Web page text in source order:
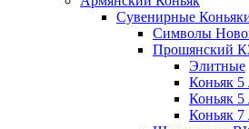
Сувенирные
Символы
Прошянский
Элитные
Коньяк 5
Коньяк 5
Коньяк 7